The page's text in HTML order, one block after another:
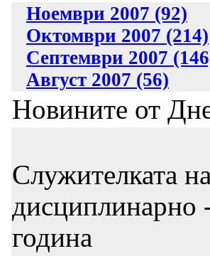
Ноември 2007 (92)
Октомври 2007 (214)
Септември 2007
Август 2007 (56)
Новините от
Служителката
дисциплинарно
година